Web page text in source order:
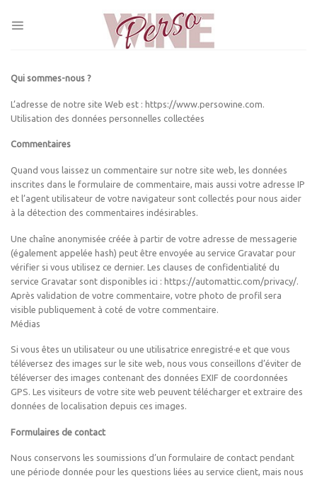
Qui sommes-nous ?
L’adresse de notre site Web est : https://www.persowine.com.
Utilisation des données personnelles collectées
Commentaires
Quand vous laissez un commentaire sur notre site web, les données
inscrites dans le formulaire de commentaire, mais aussi votre adresse IP
et l’agent utilisateur de votre navigateur sont collectés pour nous aider
à la détection des commentaires indésirables.
Une chaîne anonymisée créée à partir de votre adresse de messagerie
(également appelée hash) peut être envoyée au service Gravatar pour
vérifier si vous utilisez ce dernier. Les clauses de confidentialité du
service Gravatar sont disponibles ici : https://automattic.com/privacy/.
Après validation de votre commentaire, votre photo de profil sera
visible publiquement à coté de votre commentaire.
Médias
Si vous êtes un utilisateur ou une utilisatrice enregistré·e et que vous
téléversez des images sur le site web, nous vous conseillons d’éviter de
téléverser des images contenant des données EXIF de coordonnées
GPS. Les visiteurs de votre site web peuvent télécharger et extraire des
données de localisation depuis ces images.
Formulaires de contact
Nous conservons les soumissions d’un formulaire de contact pendant
une période donnée pour les questions liées au service client, mais nous